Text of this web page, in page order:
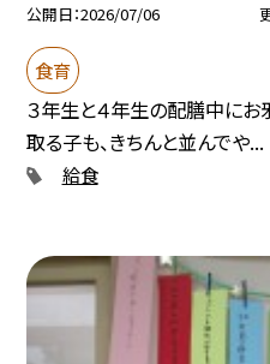
公開日 2026/07/06
食育
３年生と４年生の配膳中にお
取る子も、きちんと並んでや...
給食